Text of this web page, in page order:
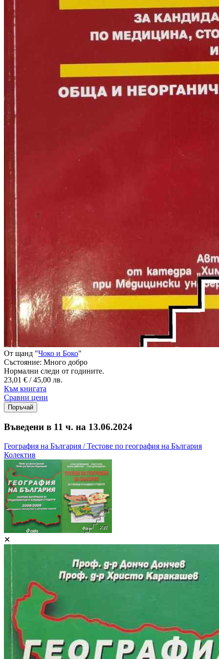
От щанд "Чоко и Боко"
Състояние: Много добро
Нормални следи от годините.
23,01 € / 45,00 лв.
Към книгата
Сравни цени
Въведени в 11 ч. на 13.06.2024
География на България / Тестове по география на България
Колектив
✕